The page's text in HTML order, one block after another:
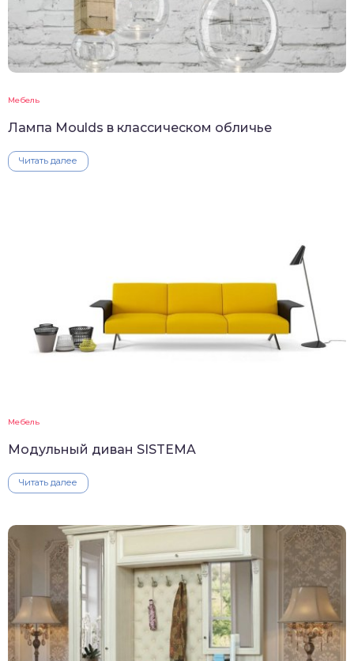
Мебель
Лампа Moulds в классическом обличье
Читать далее
Мебель
Модульный диван SISTEMA
Читать далее